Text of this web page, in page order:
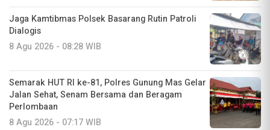
Jaga Kamtibmas Polsek Basarang Rutin Patroli
Dialogis
8 Agu 2026 - 08:28 WIB
Semarak HUT RI ke-81, Polres Gunung Mas Gelar
Jalan Sehat, Senam Bersama dan Beragam
Perlombaan
8 Agu 2026 - 07:17 WIB